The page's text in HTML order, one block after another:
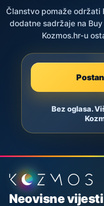
Članstvo pomaže održati
dodatne sadržaje na
Kozmos.hr-u
Bez oglasa.
Podnožje stranice
Neovisne